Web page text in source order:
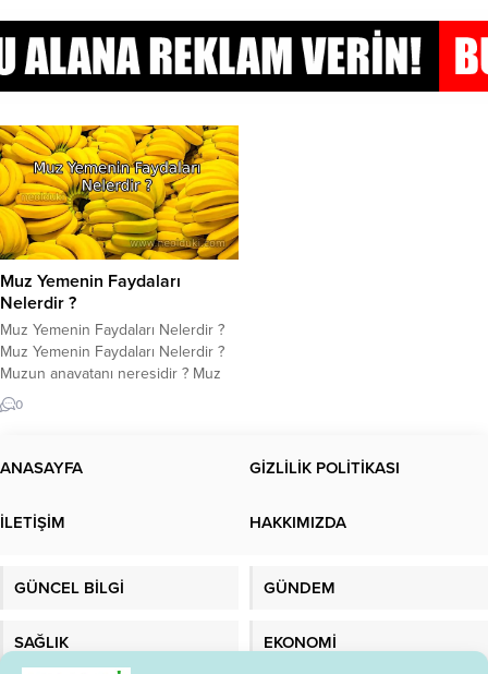
Muz Yemenin Faydaları
Nelerdir ?
Muz Yemenin Faydaları Nelerdir ?
Muz Yemenin Faydaları Nelerdir ?
Muzun anavatanı neresidir ? Muz
kaç kaloriye sahiptir. Muz popüler
bir meyvedir ve birçok diyette
zamanda harika bir diyet lifi
yardımcı olur ve vücudumuzun
0
ANASAYFA GİZLİLİK POLİTİKASI
İLETİŞİM HAKKIMIZDA
GÜNCEL BİLGİ GÜNDEM
SAĞLIK EKONOMİ